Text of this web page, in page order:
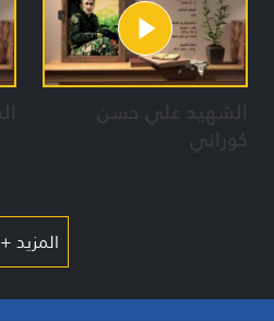
الشهيد علي حسن
كوراني
المزيد +